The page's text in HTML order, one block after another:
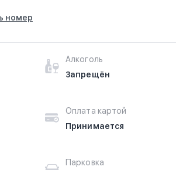
номер
Алкоголь
Запрещён
Оплата картой
Принимается
Парковка